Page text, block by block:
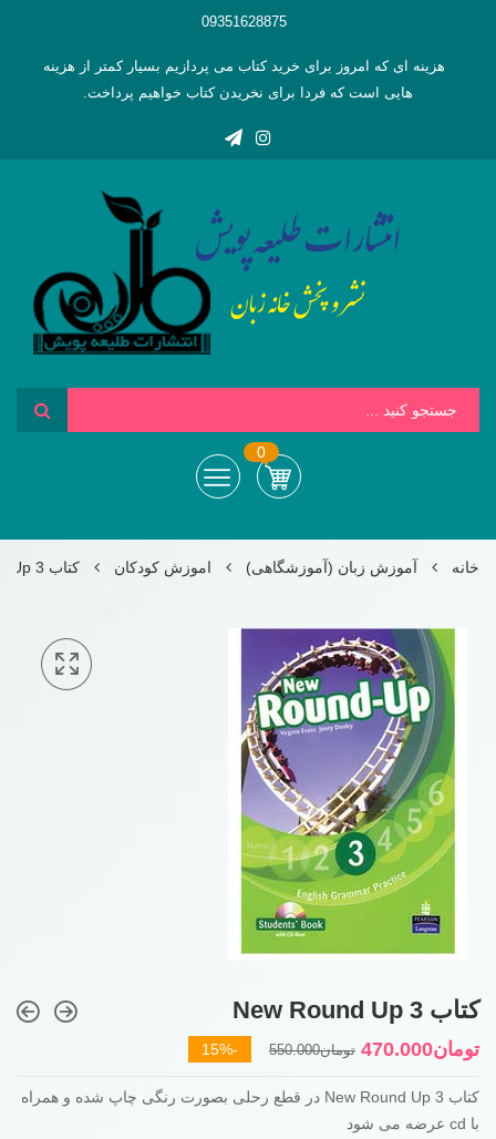
09351628875
هزینه ای که امروز برای خرید کتاب می پردازیم بسیار کمتر از هزینه
هایی است که فردا برای نخریدن کتاب خواهیم پرداخت.
0
خانه آموزش زبان (آموزشگاهی) اموزش کودکان کتاب New Round Up 3
کتاب New Round Up 3
تومان550.000قیمت
تومان550.000
تومان470.000
قیمت
تومان470.000
کتاب New Round Up 3 در قطع رحلی بصورت رنگی چاپ شده و همراه
با cd عرضه می شود